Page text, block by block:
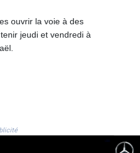
STN 21.251865
SVC 8.749095
TWD 32.267504
ouvrir la voie à des
jeudi et vendredi à